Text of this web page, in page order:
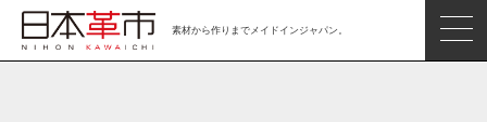
素材から作りまでメイドインジャパン。